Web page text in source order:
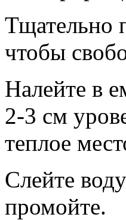
Тщательно
чтобы
Налейте в
2-3 см
теплое
Слейте
промойте.